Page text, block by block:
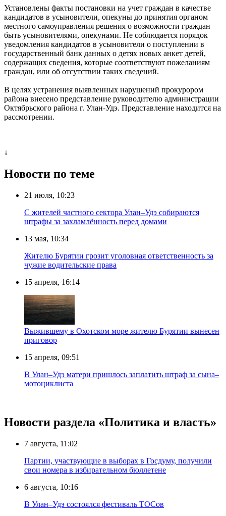
Установлены факты постановки на учет граждан в качестве
кандидатов в усыновители, опекуны до принятия органом
местного самоуправления решения о возможности граждан
быть усыновителями, опекунами. Не соблюдается порядок
уведомления кандидатов в усыновители о поступлении в
государственный банк данных о детях новых анкет детей,
содержащих сведения, которые соответствуют пожеланиям
граждан, или об отсутствии таких сведений.
В целях устранения выявленных нарушений прокурором
района внесено представление руководителю администрации
Октябрьского района г. Улан-Удэ. Представление находится на
рассмотрении.
↓
Новости по теме
21 июля, 10:23
С жителей частного сектора Улан–Удэ собираются
штрафы за захламлённость перед домами
13 мая, 10:34
Жителю Бурятии грозит уголовная ответственность за
чужие водительские права
15 апреля, 16:14
Выжившему в Охотском море жителю Бурятии вынесен
приговор
15 апреля, 09:51
В Улан–Удэ матери пришлось заплатить штраф за сына–
мотоциклиста
Новости раздела «Политика и власть»
7 августа, 11:02
Партии, участвующие в выборах в Госдуму, получили
свои номера в избирательном бюллетене
6 августа, 10:16
В Улан–Удэ состоялся фестиваль ТОСов